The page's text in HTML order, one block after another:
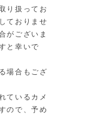
り扱ってお
ておりませ
がございま
と幸いで
場合もござ
ているカメ
ので、予め